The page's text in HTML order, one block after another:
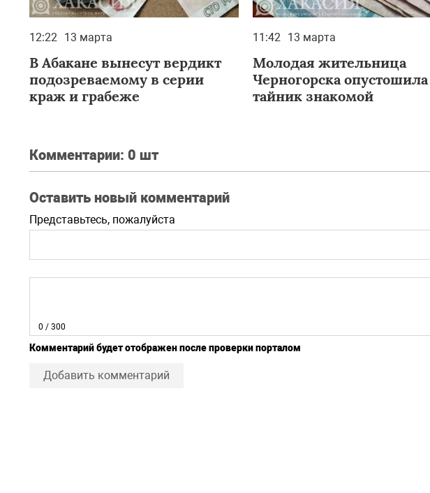
12:22 13 марта
В Абакане вынесут вердикт
подозреваемому в серии
краж и грабеже
11:42 13 марта
Молодая жительница
Черногорска опустошила
тайник знакомой
Комментарии: 0 шт
Оставить новый комментарий
Представьтесь, пожалуйста
0 / 300
Комментарий будет отображен после проверки порталом
Добавить комментарий